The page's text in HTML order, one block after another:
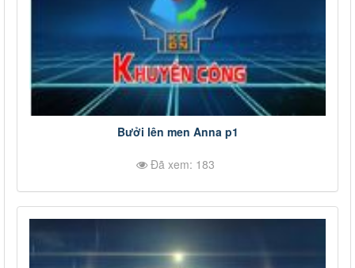
Bưởi lên men Anna p1
Đã xem: 183